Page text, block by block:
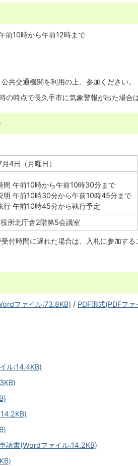
前10時から午前12時まで
共交通機関を利用の上、参加ください。
の時点で長久手市に気象警報が出た場合
4日（月曜日）
間 午前10時から午前10時30分まで
明 午前10時30分から午前10時45分まで
行 午前10時45分から執行予定
所北庁舎2階第5会議室
付時間に遅れた場合は、入札に参加する
ファイル:73.8KB) / PDF形式(PDFフ
ル:14.4KB)
請書(Wordファイル:14.2KB)